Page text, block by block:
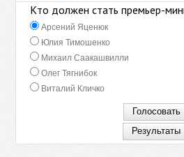
Кто должен стать премьер-
Арсений Яценюк
Юлия Тимошенко
Михаил Саакашвилли
Олег Тягнибок
Виталий Кличко